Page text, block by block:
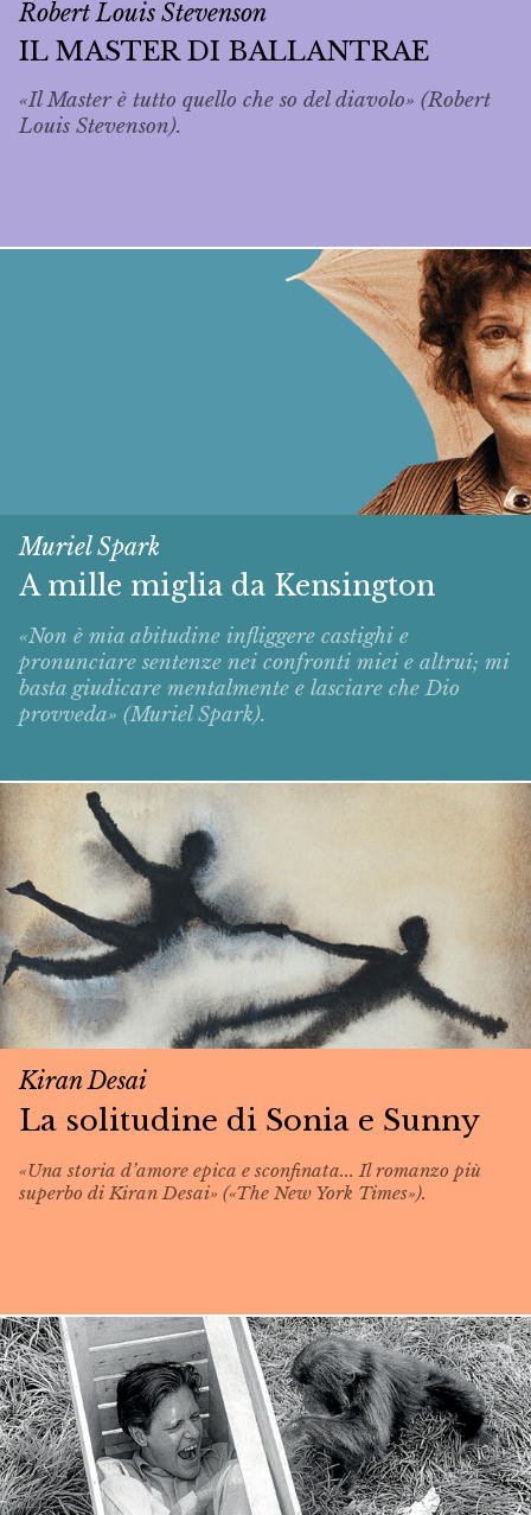
Robert Louis Stevenson
IL MASTER DI BALLANTRAE
«Il Master è tutto quello che so del diavolo» (Robert
Louis Stevenson).
Muriel Spark
A mille miglia da Kensington
«Non è mia abitudine infliggere castighi e
pronunciare sentenze nei confronti miei e altrui; mi
basta giudicare mentalmente e lasciare che Dio
provveda» (Muriel Spark).
Kiran Desai
La solitudine di Sonia e Sunny
«Una storia d’amore epica e sconfinata... Il romanzo più
superbo di Kiran Desai» («The New York Times»).